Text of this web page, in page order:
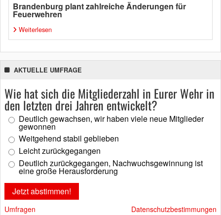
Brandenburg plant zahlreiche Änderungen für
Feuerwehren
Weiterlesen
AKTUELLE UMFRAGE
Wie hat sich die Mitgliederzahl in Eurer Wehr in
den letzten drei Jahren entwickelt?
Deutlich gewachsen, wir haben viele neue Mitglieder
gewonnen
Weitgehend stabil geblieben
Leicht zurückgegangen
Deutlich zurückgegangen, Nachwuchsgewinnung ist
eine große Herausforderung
Umfragen Datenschutzbestimmungen